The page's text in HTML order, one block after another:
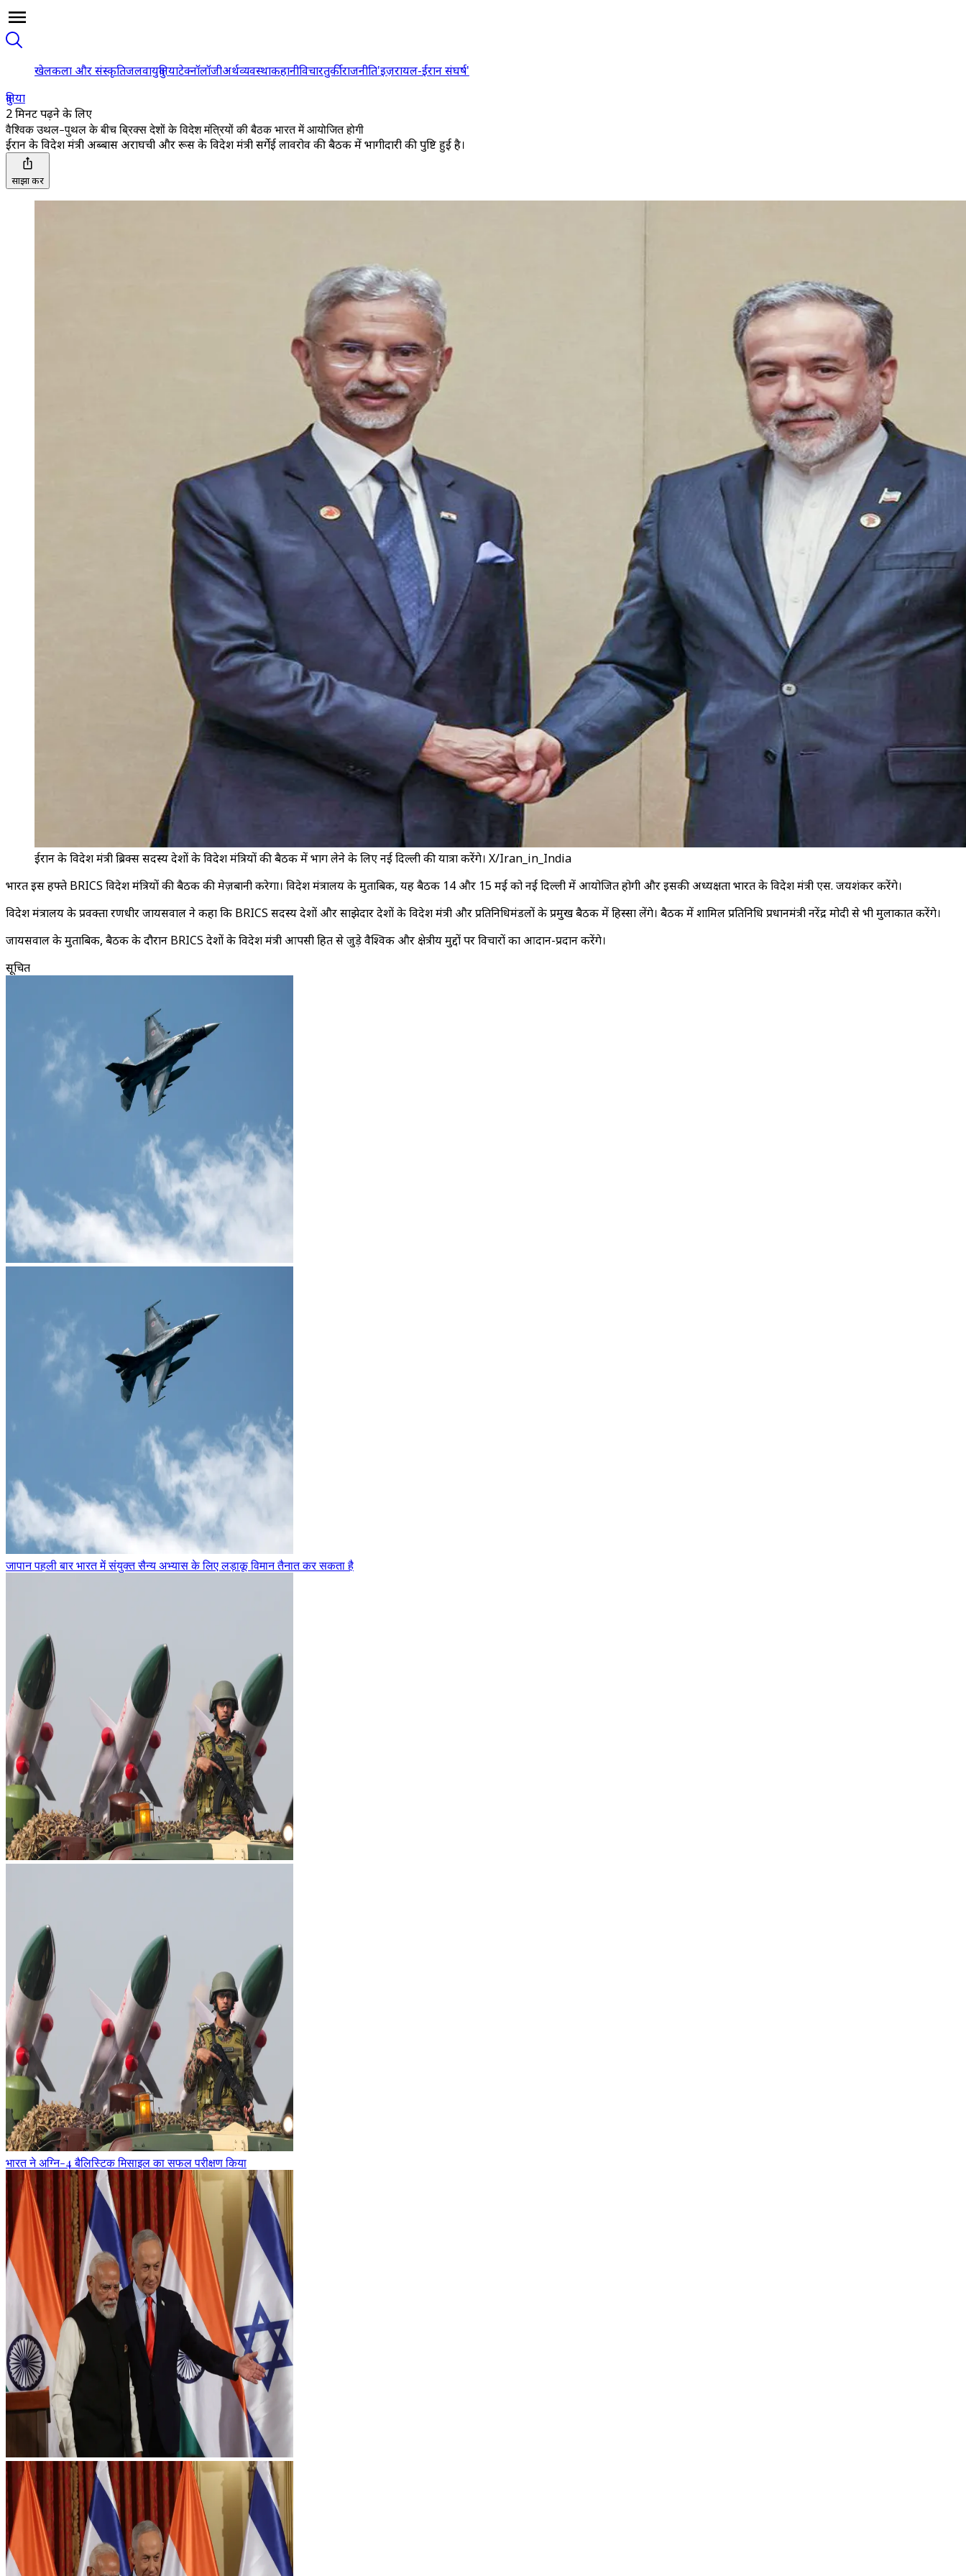
खेलकला और संस्कृतिजलवायुदुनियाटेक्नॉलॉजीअर्थव्यवस्थाकहानीविचारतुर्कीराजनीति'इज़रायल-ईरान संघर्ष'
दुनिया
2 मिनट पढ़ने के लिए
वैश्विक उथल-पुथल के बीच ब्रिक्स देशों के विदेश मंत्रियों की बैठक भारत में आयोजित होगी
ईरान के विदेश मंत्री अब्बास अराघची और रूस के विदेश मंत्री सर्गेई लावरोव की बैठक में भागीदारी की पुष्टि हुई है।
साझा करें
ईरान के विदेश मंत्री ब्रिक्स सदस्य देशों के विदेश मंत्रियों की बैठक में भाग लेने के लिए नई दिल्ली की यात्रा करेंगे। X/Iran_in_India
भारत इस हफ्ते BRICS विदेश मंत्रियों की बैठक की मेज़बानी करेगा। विदेश मंत्रालय के मुताबिक, यह बैठक 14 और 15 मई को नई दिल्ली में आयोजित होगी और इसकी अध्यक्षता भारत के विदेश मंत्री एस. जयशंकर करेंगे।
विदेश मंत्रालय के प्रवक्ता रणधीर जायसवाल ने कहा कि BRICS सदस्य देशों और साझेदार देशों के विदेश मंत्री और प्रतिनिधिमंडलों के प्रमुख बैठक में हिस्सा लेंगे। बैठक में शामिल प्रतिनिधि प्रधानमंत्री नरेंद्र मोदी से भी मुलाकात करेंगे।
जायसवाल के मुताबिक, बैठक के दौरान BRICS देशों के विदेश मंत्री आपसी हित से जुड़े वैश्विक और क्षेत्रीय मुद्दों पर विचारों का आदान-प्रदान करेंगे।
सूचित
जापान पहली बार भारत में संयुक्त सैन्य अभ्यास के लिए लड़ाकू विमान तैनात कर सकता है
भारत ने अग्नि-4 बैलिस्टिक मिसाइल का सफल परीक्षण किया